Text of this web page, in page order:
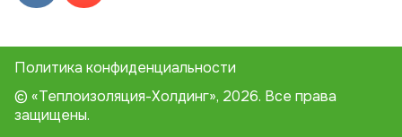
Политика конфиденциальности
© «Теплоизоляция-Холдинг», 2026. Все права
защищены.